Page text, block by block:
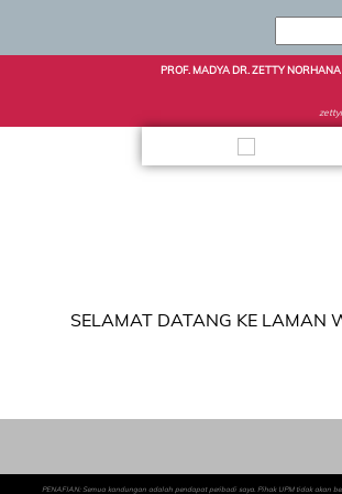
PROF. MADYA DR. ZETTY
SELAMAT DATANG KE LAMAN
PENAFIAN: Semua kandungan adalah pendapat peribadi saya. Pihak UPM tidak akan